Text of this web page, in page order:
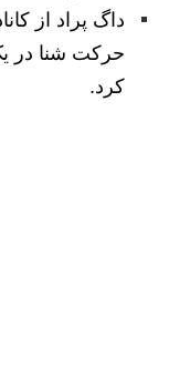
حرکت شنا در
کرد.